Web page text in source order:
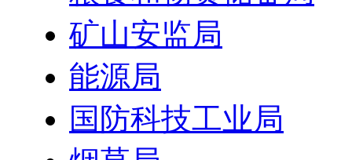
粮食和物资储备局
矿山安监局
能源局
国防科技工业局